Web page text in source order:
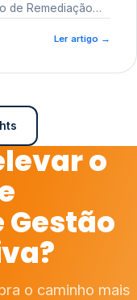
de Remediação
Ler artigo →
o
Gestão
o caminho mais